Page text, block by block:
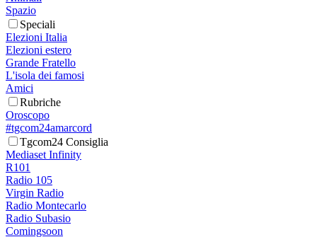
Spazio
Speciali
Elezioni Italia
Elezioni estero
Grande Fratello
L'isola dei famosi
Amici
Rubriche
Oroscopo
#tgcom24amarcord
Tgcom24 Consiglia
Mediaset Infinity
R101
Radio 105
Virgin Radio
Radio Montecarlo
Radio Subasio
Comingsoon